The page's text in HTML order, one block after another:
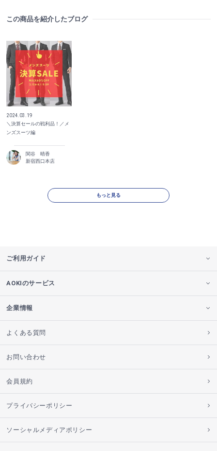
この商品を紹介したブログ
2024.03.19
＼決算セールの戦利品！／メ
ンズスーツ編
関谷 晴香
新宿西口本店
もっと見る
ご利用ガイド
AOKIのサービス
企業情報
よくある質問
お問い合わせ
会員規約
プライバシーポリシー
ソーシャルメディアポリシー